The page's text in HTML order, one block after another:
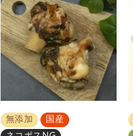
無添加
国産